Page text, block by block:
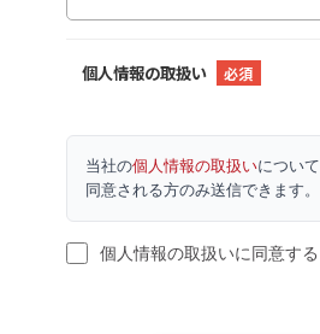
個人情報の取扱い 必須
当社の個人情報の取扱いについて
同意される方のみ送信できます。
個人情報の取扱いに同意する